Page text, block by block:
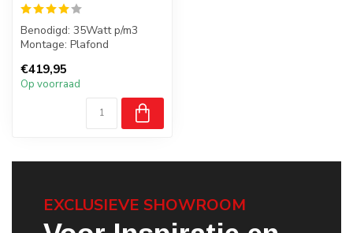
Benodigd: 35Watt p/m3
Montage: Plafond
Badkamer: Nee
€419,95
Op voorraad
EXCLUSIEVE SHOWROOM